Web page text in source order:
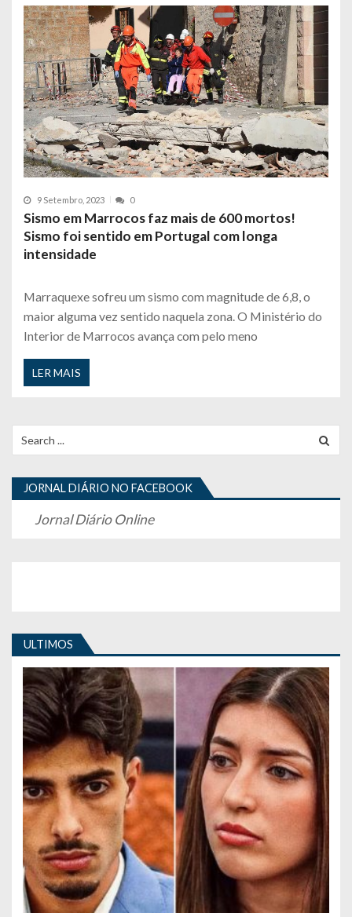
9 Setembro, 2023 0
Sismo em Marrocos faz mais de 600 mortos!
Sismo foi sentido em Portugal com longa
intensidade
Marraquexe sofreu um sismo com magnitude de 6,8, o
maior alguma vez sentido naquela zona. O Ministério do
Interior de Marrocos avança com pelo meno
LER MAIS
for:
JORNAL DIÁRIO NO FACEBOOK
Jornal Diário Online
ULTIMOS